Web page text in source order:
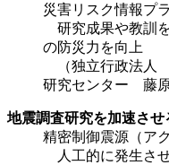
災害リスク情報プ
研究成果や教訓
の防災力を向上
（独立行政法人
研究センター 藤
地震調査研究を加速させ
精密制御震源（ア
人工的に発生さ